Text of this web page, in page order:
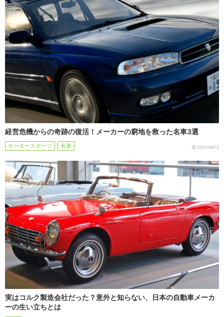
経営危機からの奇跡の復活！メーカーの窮地を救った名車3選
モータースポーツ 名車 2021/04/12
実はコルク製造会社だった？意外と知らない、日本の自動車メーカ
ーの生い立ちとは